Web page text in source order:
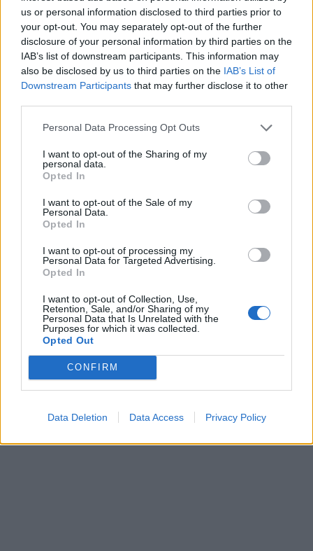
us or personal information disclosed to third parties prior to
your opt-out. You may separately opt-out of the further
disclosure of your personal information by third parties on the
IAB’s list of downstream participants. This information may
also be disclosed by us to third parties on the IAB’s List of
Downstream Participants that may further disclose it to other
Personal Data Processing Opt Outs
I want to opt-out of the Sharing of my
personal data.
Opted In
I want to opt-out of the Sale of my
Personal Data.
Opted In
I want to opt-out of processing my
Personal Data for Targeted Advertising.
Opted In
I want to opt-out of Collection, Use,
Retention, Sale, and/or Sharing of my
Personal Data that Is Unrelated with the
Purposes for which it was collected.
Opted Out
CONFIRM
Data Deletion Data Access Privacy Policy